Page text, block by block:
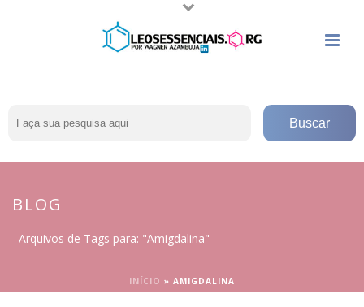
BLOG
Arquivos de Tags para: "Amigdalina"
INÍCIO » AMIGDALINA